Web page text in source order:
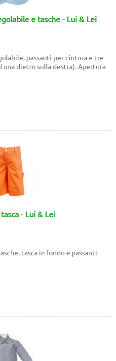
e tasche - Lui & Lei
passanti per cintura e tre
una dietro sulla destra). Apertura
- Lui & Lei
tasca in fondo e passanti